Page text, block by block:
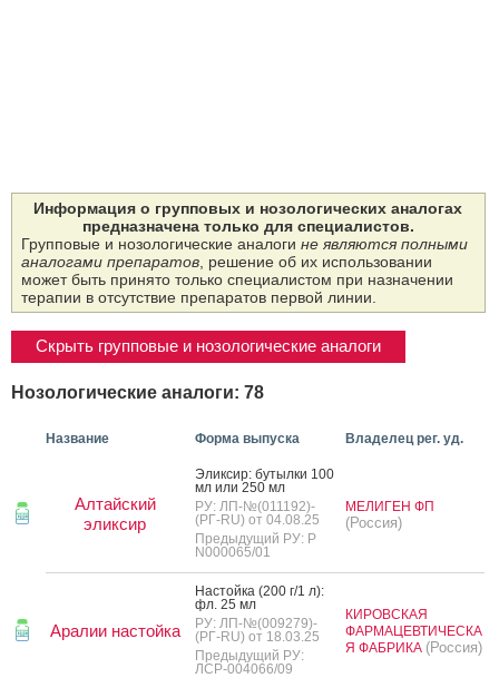
Информация о групповых и нозологических аналогах
предназначена только для специалистов.
Групповые и нозологические аналоги не являются полными
аналогами препаратов, решение об их использовании
может быть принято только специалистом при назначении
терапии в отсутствие препаратов первой линии.
Скрыть групповые и нозологические аналоги
Нозологические аналоги: 78
Название Форма выпуска Владелец рег. уд.
Алтайский
эликсир
Элик­сир: бу­тыл­ки 100
мл или 250 мл
РУ: ЛП-№(011192)-
(РГ-RU) от 04.08.25
Предыдущий РУ: Р
N000065/01
МЕЛИГЕН ФП
(Россия)
Аралии настойка
Нас­той­ка (200 г/1 л):
фл. 25 мл
РУ: ЛП-№(009279)-
(РГ-RU) от 18.03.25
Предыдущий РУ:
ЛСР-004066/09
КИРОВСКАЯ
ФАРМАЦЕВТИЧЕСКА
Я ФАБРИКА (Россия)